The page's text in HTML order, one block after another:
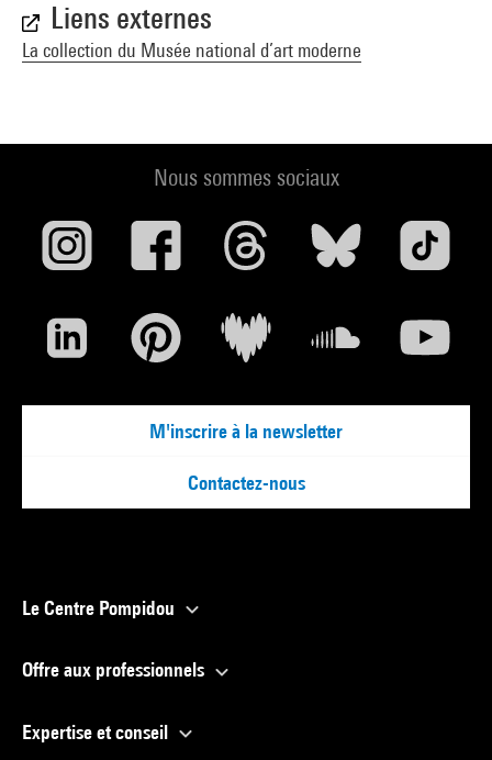
Liens externes
La collection du Musée national d’art moderne
Nous sommes sociaux
M'inscrire à la newsletter
Contactez-nous
Le Centre Pompidou
Offre aux professionnels
Expertise et conseil